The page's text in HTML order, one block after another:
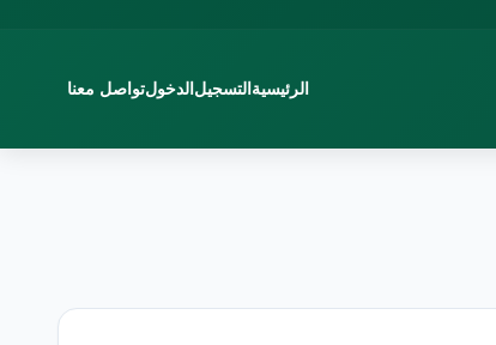
الرئيسية التسجيل الدخولتواصل معنا